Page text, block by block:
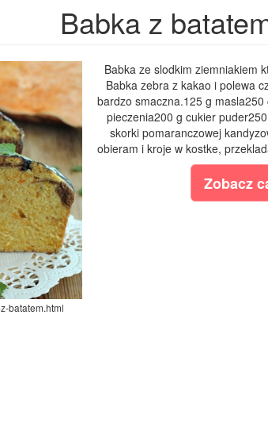
Babka z
batatem.html
Babka ze slodkim ziemniakiem
Babka zebra z kakao i polewa
bardzo smaczna.125 g
pieczenia200 g cukier
skorki pomaranczowej
obieram i kroje w kostke,
Zobacz